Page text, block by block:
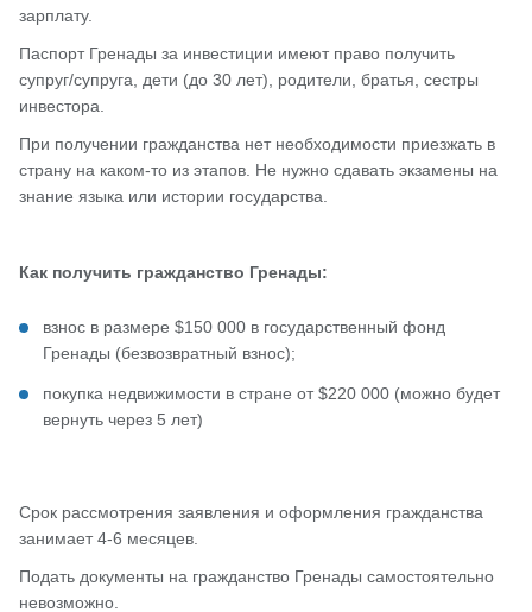
зарплату.
Паспорт Гренады за инвестиции имеют право получить
супруг/супруга, дети (до 30 лет), родители, братья, сестры
инвестора.
При получении гражданства нет необходимости приезжать в
страну на каком-то из этапов. Не нужно сдавать экзамены на
знание языка или истории государства.
Как получить гражданство Гренады:
взнос в размере $150 000 в государственный фонд
Гренады (безвозвратный взнос);
покупка недвижимости в стране от $220 000 (можно будет
вернуть через 5 лет)
Срок рассмотрения заявления и оформления гражданства
занимает 4-6 месяцев.
Подать документы на гражданство Гренады самостоятельно
невозможно.